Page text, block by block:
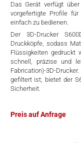
Das Gerät verfügt
vorgefertigte Profile
einfach zu bedienen.
Der 3D-Drucker
Druckköpfe, sodass
Flüssigkeiten gedruckt
schnell, präzise und
Fabrication)-3D-
gefiltert ist, bietet der
Sicherheit.
Preis auf Anfrage